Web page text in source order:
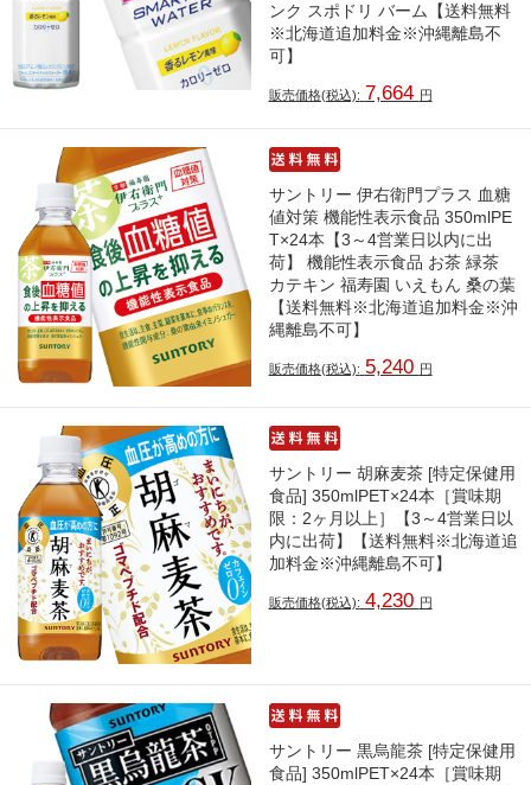
ンク スポドリ バーム【送料無料
※北海道追加料金※沖縄離島不
可】
販売価格(税込): 7,664 円
サントリー 伊右衛門プラス 血糖
値対策 機能性表示食品 350mlPE
T×24本【3～4営業日以内に出
荷】 機能性表示食品 お茶 緑茶
カテキン 福寿園 いえもん 桑の葉
【送料無料※北海道追加料金※沖
縄離島不可】
販売価格(税込): 5,240 円
サントリー 胡麻麦茶 [特定保健用
食品] 350mlPET×24本［賞味期
限：2ヶ月以上］【3～4営業日以
内に出荷】【送料無料※北海道追
加料金※沖縄離島不可】
販売価格(税込): 4,230 円
サントリー 黒烏龍茶 [特定保健用
食品] 350mlPET×24本［賞味期